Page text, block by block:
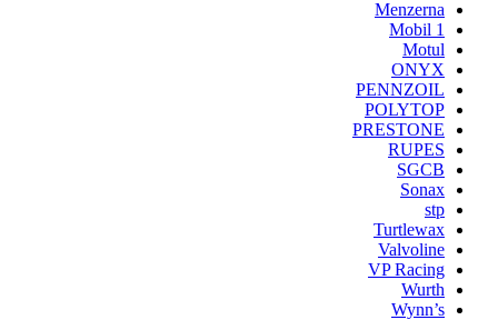
Menzerna
Mobil 1
Motul
ONYX
PENNZOIL
POLYTOP
PRESTONE
RUPES
SGCB
Sonax
stp
Turtlewax
Valvoline
VP Racing
Wurth
Wynn’s